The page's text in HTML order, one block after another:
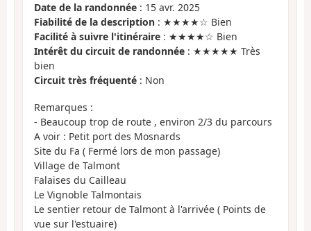
Date de la randonnée : 15 avr. 2025
Fiabilité de la description : ★★★★☆ Bien
Facilité à suivre l'itinéraire : ★★★★☆ Bien
Intérêt du circuit de randonnée : ★★★★★ Très
bien
Circuit très fréquenté : Non
Remarques :
- Beaucoup trop de route , environ 2/3 du parcours
A voir : Petit port des Mosnards
Site du Fa ( Fermé lors de mon passage)
Village de Talmont
Falaises du Cailleau
Le Vignoble Talmontais
Le sentier retour de Talmont à l'arrivée ( Points de
vue sur l'estuaire)